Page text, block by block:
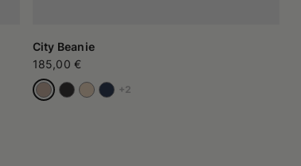
City Beanie
185,00 €
+2